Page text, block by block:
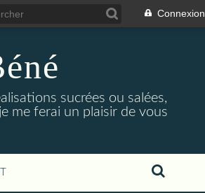
Connexion
sucrées ou salées,
me ferai un plaisir de vous